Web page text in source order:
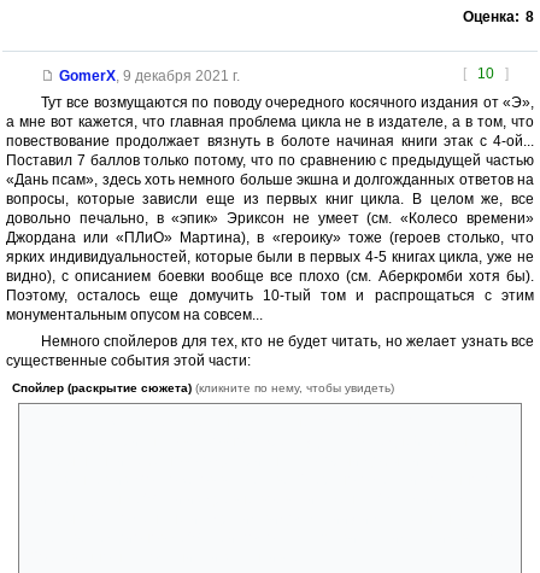
Оценка: 8
[ 10 ]
GomerX, 9 декабря 2021 г.
Тут все возмущаются по поводу очередного косячного издания от «Э»,
а мне вот кажется, что главная проблема цикла не в издателе, а в том, что
повествование продолжает вязнуть в болоте начиная книги этак с 4-ой...
Поставил 7 баллов только потому, что по сравнению с предыдущей частью
«Дань псам», здесь хоть немного больше экшна и долгожданных ответов на
вопросы, которые зависли еще из первых книг цикла. В целом же, все
довольно печально, в «эпик» Эриксон не умеет (см. «Колесо времени»
Джордана или «ПЛиО» Мартина), в «героику» тоже (героев столько, что
ярких индивидуальностей, которые были в первых 4-5 книгах цикла, уже не
видно), с описанием боевки вообще все плохо (см. Аберкромби хотя бы).
Поэтому, осталось еще домучить 10-тый том и распрощаться с этим
монументальным опусом на совсем...
Немного спойлеров для тех, кто не будет читать, но желает узнать все
существенные события этой части:
Спойлер (раскрытие сюжета) (кликните по нему, чтобы увидеть)